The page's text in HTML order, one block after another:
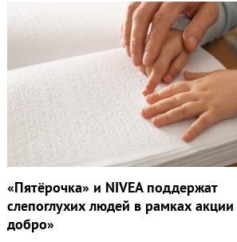
«Пятёрочка» и NIVEA поддержат
слепоглухих людей в рамках
добро»